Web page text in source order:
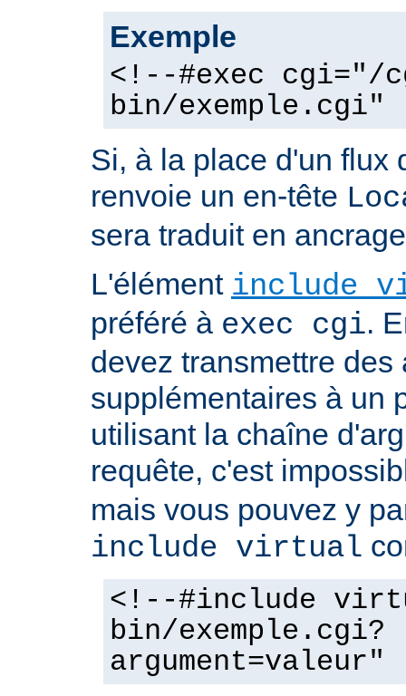
Exemple
<!--#exec cgi="/
bin/exemple.cgi"
Si, à la place d'un flux
renvoie un en-tête
sera traduit en
L'élément include
préféré à exec cgi.
devez transmettre des
supplémentaires à un
utilisant la chaîne
requête, c'est
mais vous pouvez y
include virtual
<!--#include
bin/exemple.cgi?
argument=valeur"